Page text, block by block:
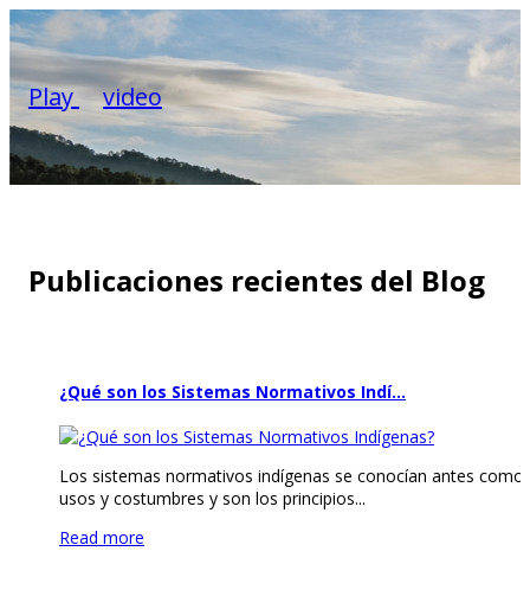
Play video
Publicaciones recientes del Blog
¿Qué son los Sistemas Normativos Indí…
Los sistemas normativos indígenas se conocían antes como
usos y costumbres y son los principios...
Read more